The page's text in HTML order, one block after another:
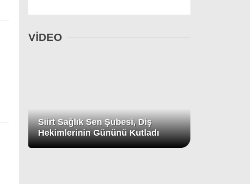
VİDEO
Siirt Sağlık Sen Şubesi, Diş
Hekimlerinin Gününü Kutladı